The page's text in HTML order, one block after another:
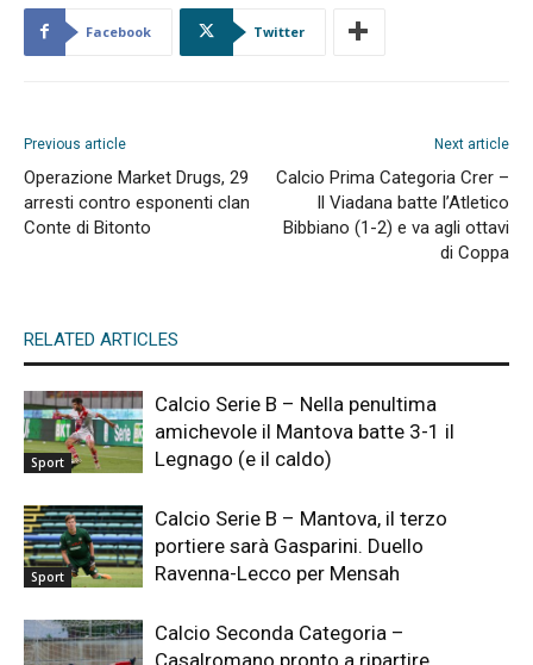
Facebook Twitter
Previous article
Operazione Market Drugs, 29
arresti contro esponenti clan
Conte di Bitonto
Next article
Calcio Prima Categoria Crer –
Il Viadana batte l’Atletico
Bibbiano (1-2) e va agli ottavi
di Coppa
RELATED ARTICLES
Sport
Calcio Serie B – Nella penultima
amichevole il Mantova batte 3-1 il
Legnago (e il caldo)
Sport
Calcio Serie B – Mantova, il terzo
portiere sarà Gasparini. Duello
Ravenna-Lecco per Mensah
Calcio Seconda Categoria –
Casalromano pronto a ripartire.